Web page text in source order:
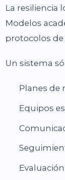
La resiliencia
Modelos
protocolos
Un sistema
Planes de
Equipos